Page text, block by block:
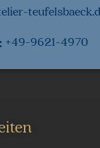
+49-9621-4970